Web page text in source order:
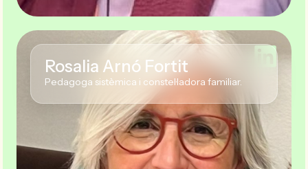
Rosalia Arnó Fortit
Pedagoga sistèmica i constel·ladora familiar.